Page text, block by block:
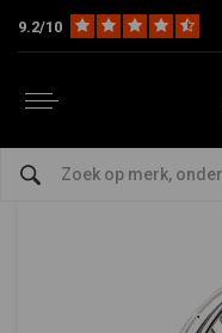
9.2/10
HD Frame &
2.15 x 21 Voorwiel
FXD, FXDWG (ABS)